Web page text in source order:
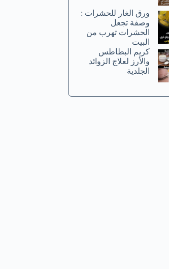
ورق الغار للحشرات :
وصفة تجعل
الحشرات تهرب من
البيت
كريم البطاطس
والأرز لعلاج الزوائد
الجلدية